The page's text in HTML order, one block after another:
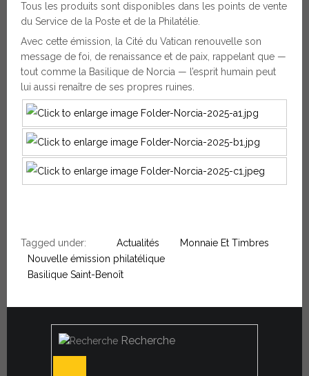
Tous les produits sont disponibles dans les points de vente
du Service de la Poste et de la Philatélie.
Avec cette émission, la Cité du Vatican renouvelle son
message de foi, de renaissance et de paix, rappelant que —
tout comme la Basilique de Norcia — l’esprit humain peut
lui aussi renaître de ses propres ruines.
Tagged under: Actualités
Monnaie Et Timbres
Nouvelle émission philatélique
Basilique Saint-Benoît
Recherche